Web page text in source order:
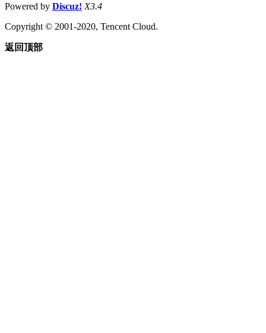
Powered by Discuz! X3.4
Copyright © 2001-2020, Tencent Cloud.
返回顶部